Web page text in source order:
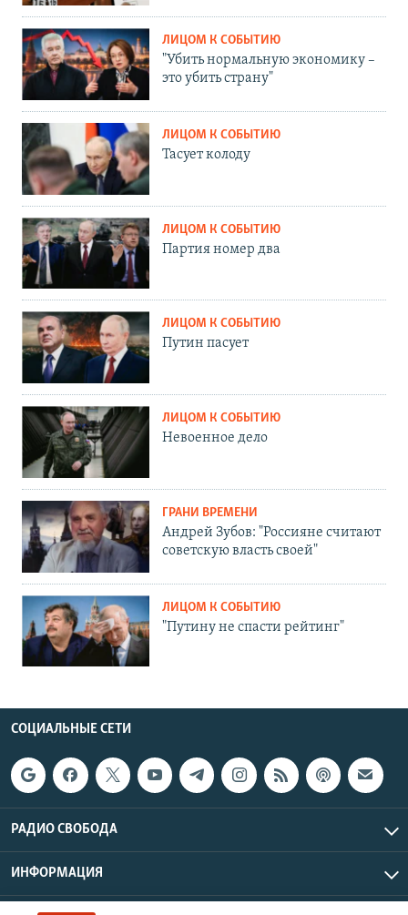
ЛИЦОМ К СОБЫТИЮ
"Убить нормальную экономику –
это убить страну"
ЛИЦОМ К СОБЫТИЮ
Тасует колоду
ЛИЦОМ К СОБЫТИЮ
Партия номер два
ЛИЦОМ К СОБЫТИЮ
Путин пасует
ЛИЦОМ К СОБЫТИЮ
Невоенное дело
ГРАНИ ВРЕМЕНИ
Андрей Зубов: "Россияне считают
советскую власть своей"
ЛИЦОМ К СОБЫТИЮ
"Путину не спасти рейтинг"
СОЦИАЛЬНЫЕ СЕТИ
РАДИО СВОБОДА
ИНФОРМАЦИЯ